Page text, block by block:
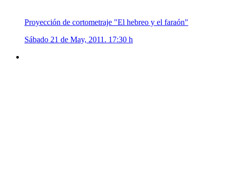
Proyección de cortometraje "El hebreo y el faraón"
Sábado 21 de May, 2011. 17:30 h